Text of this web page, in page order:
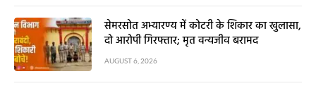
सेमरसोत अभ्यारण्य में कोटरी के शिकार का खुलासा,
दो आरोपी गिरफ्तार; मृत वन्यजीव बरामद
AUGUST 6, 2026